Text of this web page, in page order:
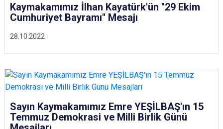
28.10.2022
Kaymakamımız İlhan Kayatürk'ün "29 Ekim
Cumhuriyet Bayramı" Mesajı
Sayın Kaymakamımız Emre YEŞİLBAŞ'ın 15
Temmuz Demokrasi ve Milli Birlik Günü